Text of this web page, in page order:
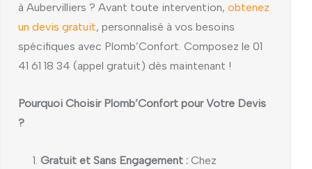
à Aubervilliers ? Avant toute intervention, obtenez
un devis gratuit, personnalisé à vos besoins
spécifiques avec Plomb’Confort. Composez le 01
41 61 18 34 (appel gratuit) dès maintenant !
Pourquoi Choisir Plomb’Confort pour Votre Devis
?
Gratuit et Sans Engagement : Chez